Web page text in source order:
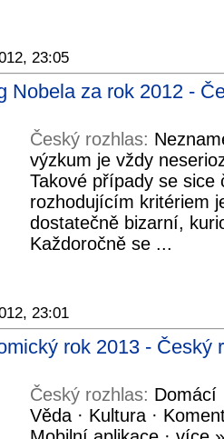
23:05
Nobela za rok 2012 -
Český rozhlas:
výzkum je vždy
Takové případy se
rozhodujícím kritériem
dostatečně bizarní,
Každoročně se ...
23:01
rok 2013 - Český
Český rozhlas: Domácí
Věda · Kultura ·